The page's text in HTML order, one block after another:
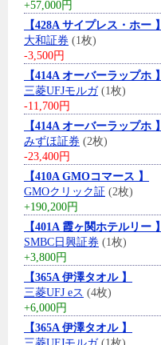
+57,000円
【428A サイプレス・ホー 】
大和証券 (1枚)
-3,500円
【414A オーバーラップホ 】
三菱UFJモルガ(1枚)
-11,700円
【414A オーバーラップホ 】
みずほ証券 (2枚)
-23,400円
【410A GMOコマース 】
GMOクリック証 (2枚)
+190,200円
【401A 霞ヶ関ホテルリー 】
SMBC日興証券 (1枚)
+3,800円
【365A 伊澤タオル 】
三菱UFJ eス (4枚)
+6,000円
【365A 伊澤タオル 】